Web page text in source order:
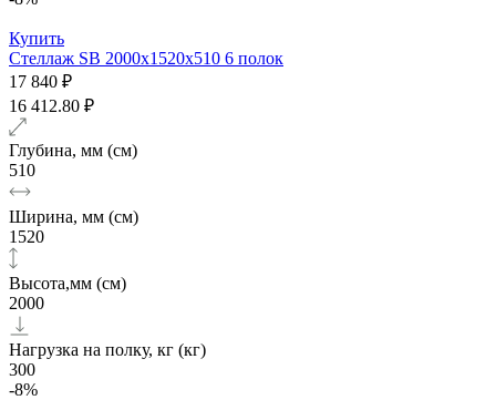
Купить
Стеллаж SB 2000х1520x510 6 полок
17 840 ₽
16 412.80 ₽
Глубина, мм (см)
510
Ширина, мм (см)
1520
Высота,мм (см)
2000
Нагрузка на полку, кг (кг)
300
-8%